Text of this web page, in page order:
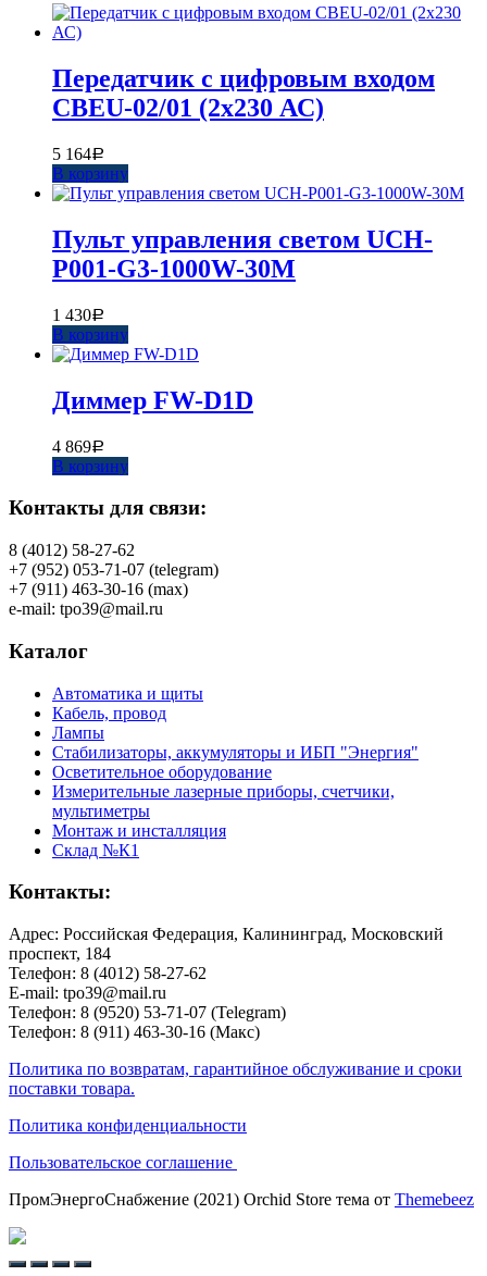
Передатчик с цифровым входом
CBEU-02/01 (2х230 АС)
5 164Р
В корзину
Пульт управления светом UCH-
P001-G3-1000W-30M
1 430Р
В корзину
Диммер FW-D1D
4 869Р
В корзину
Контакты для связи:
8 (4012) 58-27-62
+7 (952) 053-71-07 (telegram)
+7 (911) 463-30-16 (max)
e-mail: tpo39@mail.ru
Каталог
Автоматика и щиты
Кабель, провод
Лампы
Стабилизаторы, аккумуляторы и ИБП "Энергия"
Осветительное оборудование
Измерительные лазерные приборы, счетчики,
мультиметры
Монтаж и инсталляция
Склад №К1
Контакты:
Адрес: Российская Федерация, Калининград, Московский
проспект, 184
Телефон: 8 (4012) 58-27-62
E-mail: tpo39@mail.ru
Телефон: 8 (9520) 53-71-07 (Telegram)
Телефон: 8 (911) 463-30-16 (Макс)
Политика по возвратам, гарантийное обслуживание и сроки
поставки товара.
Политика конфиденциальности
Пользовательское соглашение
ПромЭнергоСнабжение (2021) Orchid Store тема от Themebeez